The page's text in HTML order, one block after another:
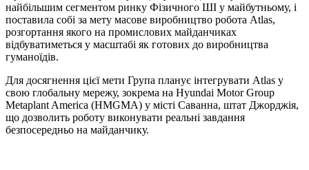
найбільшим сегментом ринку Фізичного ШІ у майбутньому, і
поставила собі за мету масове виробництво робота Atlas,
розгортання якого на промислових майданчиках
відбуватиметься у масштабі як готових до виробництва
гуманоїдів.
Для досягнення цієї мети Група планує інтегрувати Atlas у
свою глобальну мережу, зокрема на Hyundai Motor Group
Metaplant America (HMGMA) у місті Саванна, штат Джорджія,
що дозволить роботу виконувати реальні завдання
безпосередньо на майданчику.